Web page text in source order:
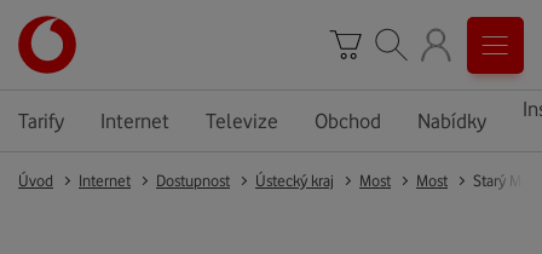
Tarify Internet Televize Obchod Nabídky
Úvod Internet Dostupnost Ústecký kraj Most Most Starý Most